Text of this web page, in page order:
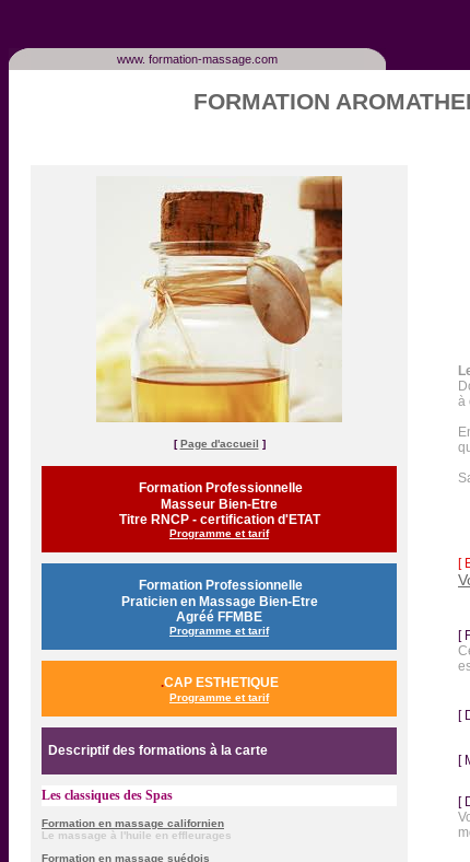
www. formation-massage.com
FORMATION
[Page d'accueil ]
Formation Professionnelle
Masseur Bien-Etre
Titre RNCP - certification d'ETAT
Programme et tarif
Formation Professionnelle
Praticien en Massage Bien-Etre
Agréé FFMBE
Programme et tarif
.CAP ESTHETIQUE
Programme et tarif
Descriptif des formations à la carte
Les classiques des Spas
Formation en massage californien
Le massage à l'huile en effleurages
Formation en massage suédois
à
[
[
[
[
[